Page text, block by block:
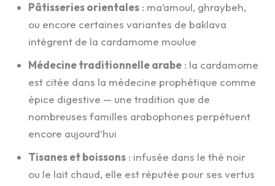
Pâtisseries orientales : ma’amoul, ghraybeh,
ou encore certaines variantes de baklava
intègrent de la cardamome moulue
Médecine traditionnelle arabe : la cardamome
est citée dans la médecine prophétique comme
épice digestive — une tradition que de
nombreuses familles arabophones perpétuent
encore aujourd’hui
Tisanes et boissons : infusée dans le thé noir
ou le lait chaud, elle est réputée pour ses vertus